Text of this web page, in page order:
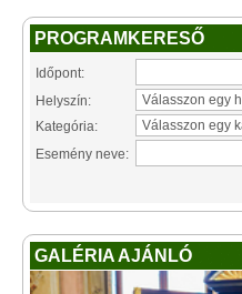
PROGRAMKERESŐ
Időpont:
Helyszín:
Kategória:
Esemény neve:
GALÉRIA AJÁNLÓ